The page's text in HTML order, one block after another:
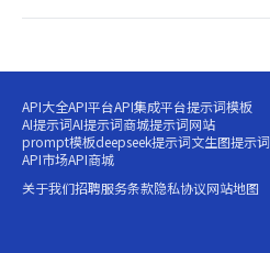
API大全API平台API集成平台提示词模板
AI提示词AI提示词商城提示词网站
prompt模板deepseek提示词文生图提示词
API市场API商城
关于我们招聘服务条款隐私协议网站地图